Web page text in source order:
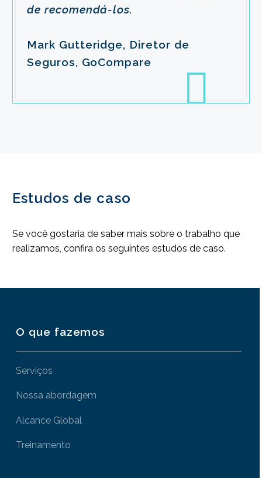
de recomendá-los.
Mark Gutteridge, Diretor de
Seguros, GoCompare

Estudos de caso
Se você gostaria de saber mais sobre o trabalho que
realizamos, confira os seguintes estudos de caso.
O que fazemos
Serviços
Nossa abordagem
Alcance Global
Treinamento